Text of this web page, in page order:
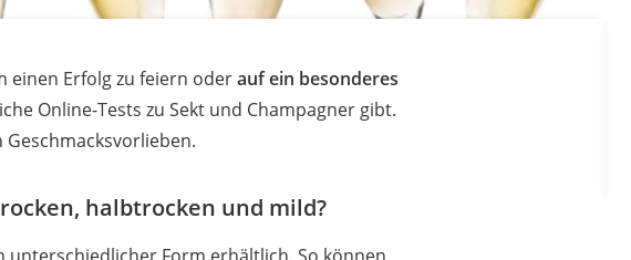
einen Erfolg zu feiern oderauf ein besonderes
Online-Tests zu Sekt und Champagner gibt.
halbtrocken und mild?